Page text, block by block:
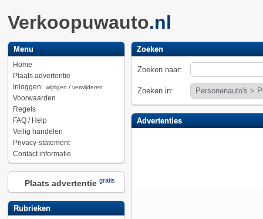
Verkoopuwauto.nl
Menu
Home
Plaats advertentie
Inloggen: wijzigen / verwijderen
Voorwaarden
Regels
FAQ / Help
Veilig handelen
Privacy-statement
Contact informatie
Plaats advertentie gratis
Rubrieken
Zoeken
Zoeken naar:
Zoeken in:
Advertenties